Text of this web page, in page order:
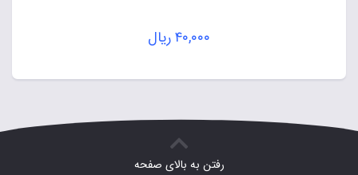
۴۰,۰۰۰ریال
رفتن به بالای صفحه